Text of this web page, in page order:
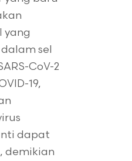
yang
sel
CoV-2
19,
dapat
demikian